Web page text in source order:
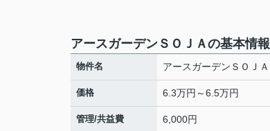
アースガーデンＳＯＪＡの基本情報
物件名 アースガーデンＳＯＪＡ
価格 6.3万円～6.5万円
管理/共益費 6,000円